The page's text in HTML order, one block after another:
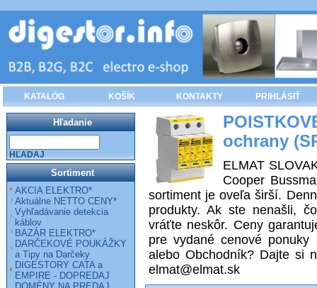
KATALÓG KOŠÍK KONTAKTY PRIHLÁSIŤ
ochrany
ELMAT
Cooper
sortiment je oveľa širší.
produkty. Ak ste nenašli,
vráťte neskôr. Ceny
pre vydané cenové ponuky
alebo Obchodník? Dajte si
elmat@elmat.sk
Hľadanie
HĽADAJ
Sortiment
AKCIA ELEKTRO*
Aktuálne NETTO CENY*
Vyhľadávanie detekcia
káblov
BAZÁR ELEKTRO*
DARČEKOVÉ POUKÁŽKY
a Tipy na Darčeky
DIGESTORY CATA a
EMPIRE - DOPREDAJ